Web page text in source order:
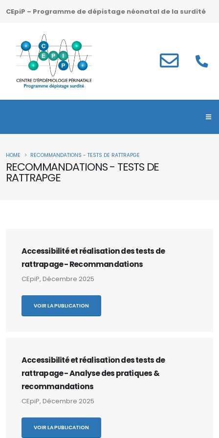
CEpiP – Programme de dépistage néonatal de la surdité
RECOMMANDATIONS - TESTS DE
RATTRAPGE
HOME RECOMMANDATIONS - TESTS DE RATTRAPGE
Accessibilité et réalisation des tests de
rattrapage - Recommandations
CEpiP, Décembre 2025
VOIR LA PUBLICATION
Accessibilité et réalisation des tests de
rattrapage - Analyse des pratiques &
recommandations
CEpiP, Décembre 2025
VOIR LA PUBLICATION